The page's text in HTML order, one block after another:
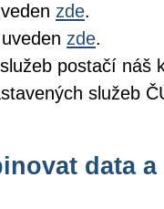
zde.
zde.
postačí náš
služeb
data